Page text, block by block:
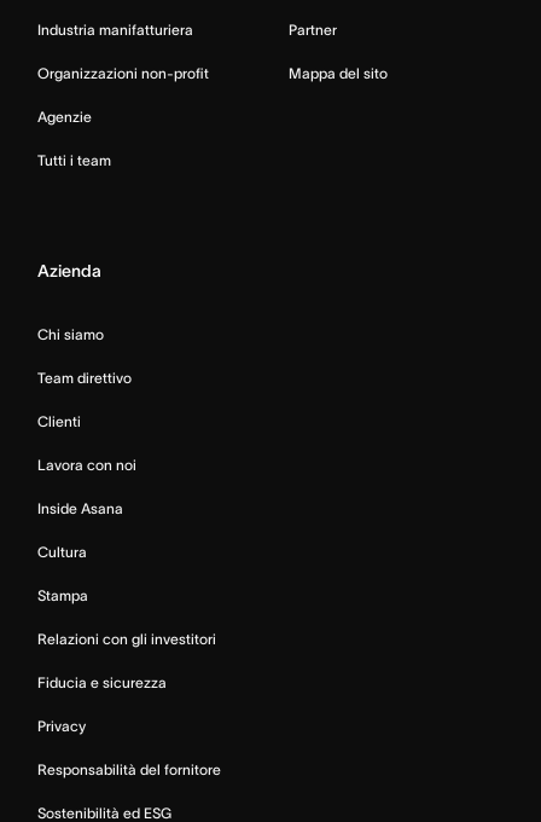
Industria manifatturiera
Organizzazioni non-profit
Agenzie
Tutti i team
Partner
Mappa del sito
Azienda
Chi siamo
Team direttivo
Clienti
Lavora con noi
Inside Asana
Cultura
Stampa
Relazioni con gli investitori
Fiducia e sicurezza
Privacy
Responsabilità del fornitore
Sostenibilità ed ESG